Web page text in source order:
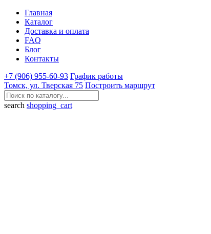
Главная
Каталог
Доставка и оплата
FAQ
Блог
Контакты
+7 (906) 955-60-93 График работы
Томск, ул. Тверская 75 Построить маршрут
search shopping_cart